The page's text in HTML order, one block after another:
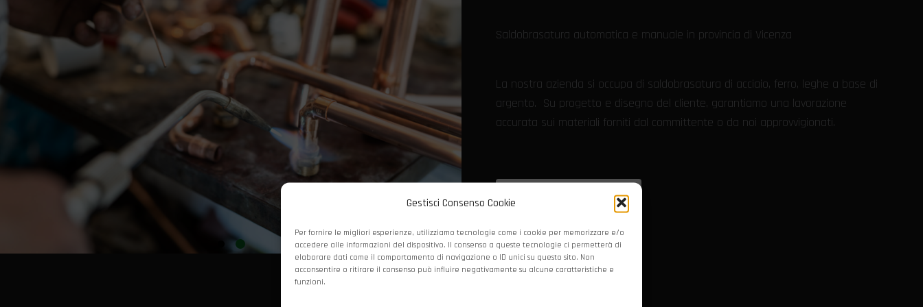
Gestisci Consenso Cookie
Per fornire le migliori esperienze, utilizziamo tecnologie come i cookie per memorizzare e/o
accedere alle informazioni del dispositivo. Il consenso a queste tecnologie ci permetterà di
elaborare dati come il comportamento di navigazione o ID unici su questo sito. Non
acconsentire o ritirare il consenso può influire negativamente su alcune caratteristiche e
funzioni.
Saldobrasatura automatica e manuale in provincia di Vicenza
La nostra azienda si occupa di saldobrasatura di acciaio, ferro, leghe a base di
argento. Su progetto e disegno del cliente, garantiamo una lavorazione
accurata sui materiali forniti dal committente o da noi approvvigionati.
Richiedi un preventivo